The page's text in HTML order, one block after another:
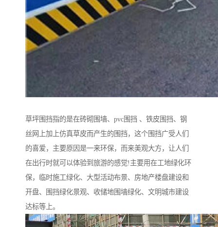
草坪围挡指的是在砖砌围墙、pvc围挡 、铁皮围挡、钢
丝网上加上仿真草皮而产生的围挡，这个围挡广受人们
的喜爱，主要原因是一来环保，而来美观大方，让人们
在出行时就可以体验到旅游的感觉!主要用在工地绿化环
保，临时施工绿化、大型活动布景、房地产楼盘建设和
开盘、围挡绿化景观、收储地围墙绿化、文明城市建设
达标等上。